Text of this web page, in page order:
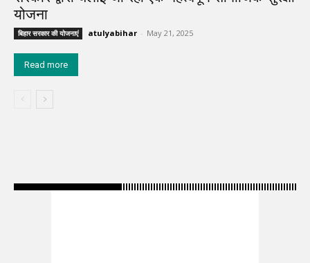
योजना
बिहार सरकार की योजनाएं atulyabihar - May 21, 2025
Read more